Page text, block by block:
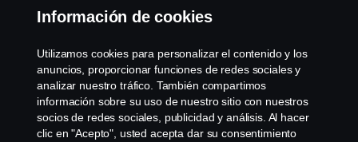
Contacta con nosotros
Whistleblowing
Política de cookies
Cookie settings
Información de cookies
Utilizamos cookies para personalizar el contenido y los
anuncios, proporcionar funciones de redes sociales y
analizar nuestro tráfico. También compartimos
información sobre su uso de nuestro sitio con nuestros
socios de redes sociales, publicidad y análisis. Al hacer
clic en "Acepto", usted acepta dar su consentimiento